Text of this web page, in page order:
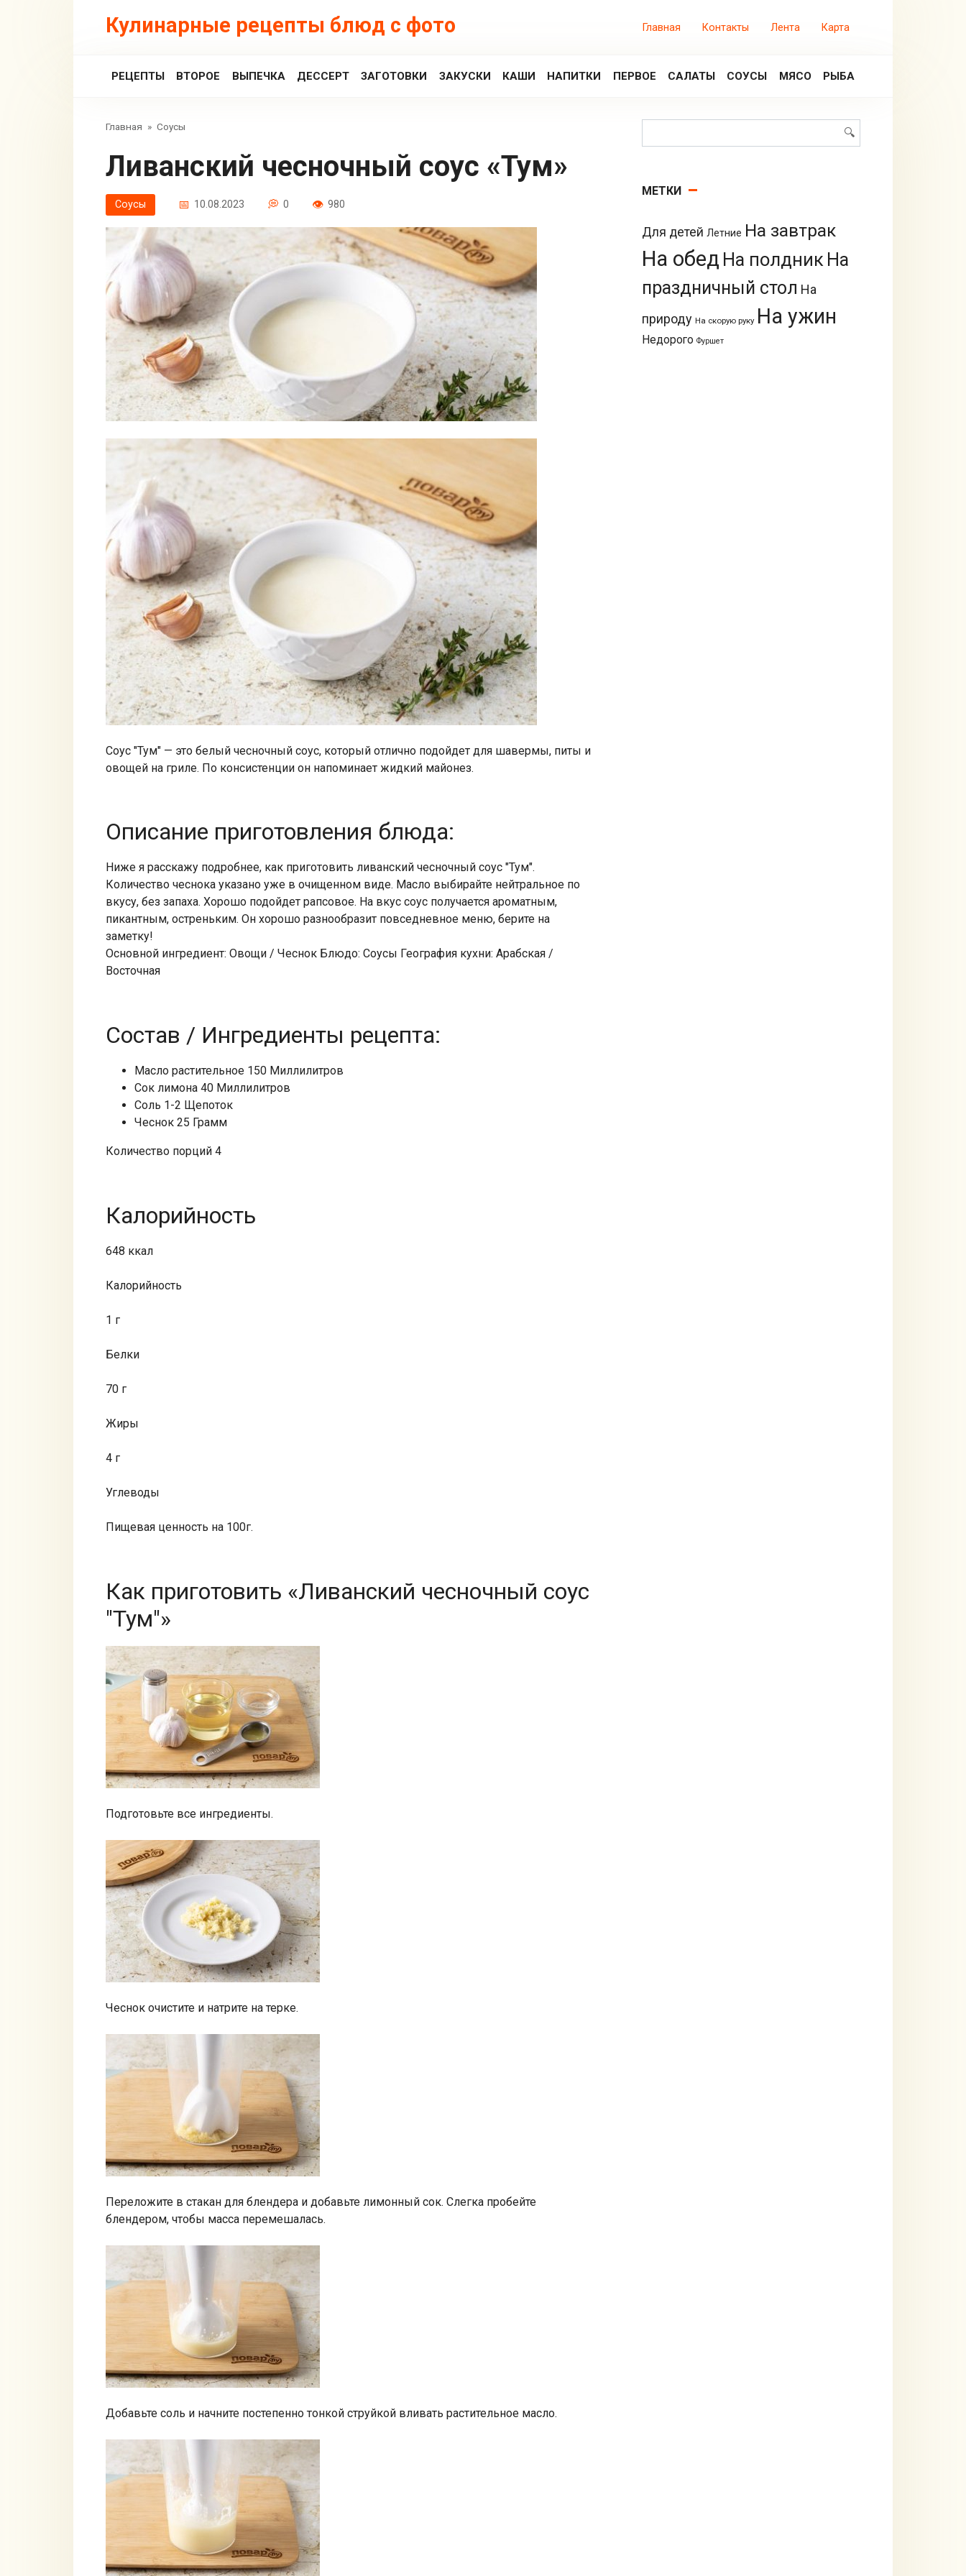
Кулинарные рецепты блюд с фото Главная Контакты Лента Карта
РЕЦЕПТЫ ВТОРОЕ ВЫПЕЧКА ДЕССЕРТ ЗАГОТОВКИ ЗАКУСКИ КАШИ НАПИТКИ ПЕРВОЕ САЛАТЫ СОУСЫ МЯСО РЫБА
Главная » Соусы
Ливанский чесночный соус «Тум»
Соусы 10.08.2023 0 980
Соус "Тум" — это белый чесночный соус, который отлично подойдет для шавермы, питы и
овощей на гриле. По консистенции он напоминает жидкий майонез.
Описание приготовления блюда:
Ниже я расскажу подробнее, как приготовить ливанский чесночный соус "Тум".
Количество чеснока указано уже в очищенном виде. Масло выбирайте нейтральное по
вкусу, без запаха. Хорошо подойдет рапсовое. На вкус соус получается ароматным,
пикантным, остреньким. Он хорошо разнообразит повседневное меню, берите на
заметку!
Основной ингредиент: Овощи / Чеснок Блюдо: Соусы География кухни: Арабская /
Восточная
Состав / Ингредиенты рецепта:
Масло растительное 150 Миллилитров
Сок лимона 40 Миллилитров
Соль 1-2 Щепоток
Чеснок 25 Грамм
Количество порций 4
Калорийность
648 ккал
Калорийность
1 г
Белки
70 г
Жиры
4 г
Углеводы
Пищевая ценность на 100г.
Как приготовить «Ливанский чесночный соус
"Тум"»
Подготовьте все ингредиенты.
Чеснок очистите и натрите на терке.
Переложите в стакан для блендера и добавьте лимонный сок. Слегка пробейте
блендером, чтобы масса перемешалась.
Добавьте соль и начните постепенно тонкой струйкой вливать растительное масло.
МЕТКИ
Для детей Летние На завтрак
На обед На полдник На
праздничный стол На
природу На скорую руку На ужин
Недорого Фуршет